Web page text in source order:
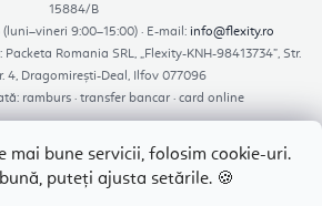
mai bune servicii, folosim cookie-uri.
puteți ajusta setările. 🍪
15884/B
(luni–vineri 9:00–15:00) · E-mail: info@flexity.ro
Romania SRL, „Flexity-KNH-98413734”, Str.
4, Dragomirești-Deal, Ilfov 077096
ramburs · transfer bancar · card online